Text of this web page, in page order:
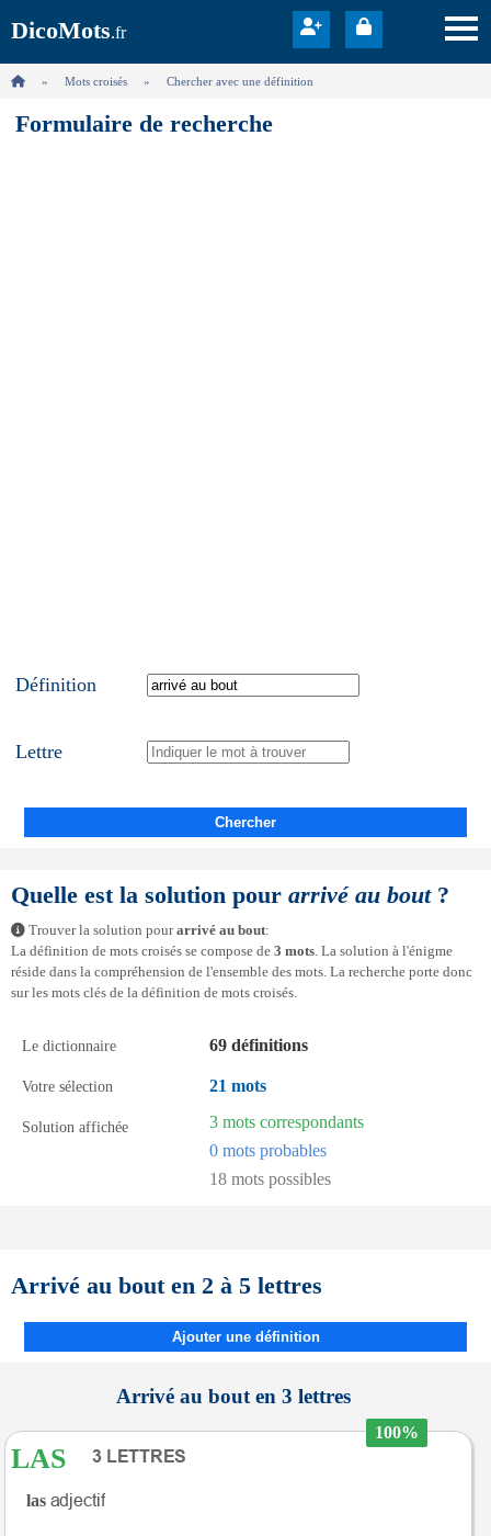
DicoMots.fr
Mots croisés Chercher avec une définition
Formulaire de recherche
Définition
Lettre
Chercher
Quelle est la solution pour arrivé au bout?
Trouver la solution pourarrivé au bout:
La définition de mots croisés se compose de 3 mots. La solution à l'énigme
réside dans la compréhension de l'ensemble des mots. La recherche porte donc
sur les mots clés de la définition de mots croisés.
Le dictionnaire 69 définitions
Votre sélection 21 mots
Solution affichée
3 mots correspondants
0 mots probables
18 mots possibles
Arrivé au bout en 2 à 5 lettres
Ajouter une définition
Arrivé au bout en 3 lettres
100%
LAS
las